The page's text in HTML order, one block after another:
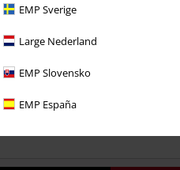
EMP Sverige
Large Nederland
EMP Slovensko
EMP España